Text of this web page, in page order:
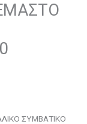
ΣΥΜΒΑΤΙΚΟ